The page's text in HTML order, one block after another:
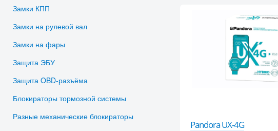
Pandora UX-4G
Замки КПП
Замки на рулевой вал
Замки на фары
Защита ЭБУ
Защита OBD-разъёма
Блокираторы тормозной системы
Разные механические блокираторы